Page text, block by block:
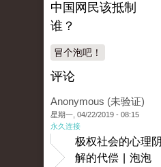
中国网民该抵制
谁？
冒个泡吧！
评论
Anonymous (未验证)
星期一, 04/22/2019 - 08:15
永久连接
极权社会的心理
解的代偿 | 泡泡